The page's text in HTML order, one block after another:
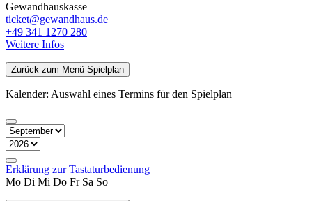
Gewandhauskasse
ticket@gewandhaus.de
+49 341 1270 280
Weitere Infos
Zurück zum Menü Spielplan
Kalender: Auswahl eines Termins für den Spielplan
Erklärung zur Tastaturbedienung
Mo Di Mi Do Fr Sa So